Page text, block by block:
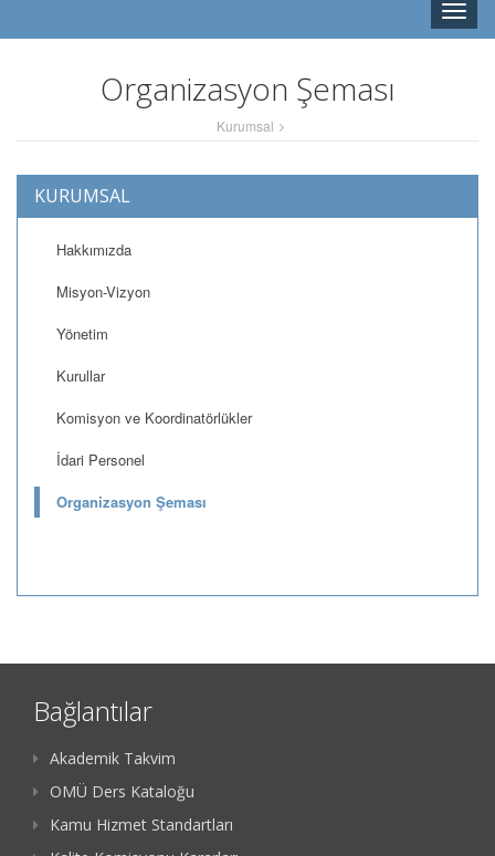
Toggle
Organizasyon Şeması
Kurumsal
KURUMSAL
Hakkımızda
Misyon-Vizyon
Yönetim
Kurullar
Komisyon ve Koordinatörlükler
İdari Personel
Organizasyon Şeması
Bağlantılar
Akademik Takvim
OMÜ Ders Kataloğu
Kamu Hizmet Standartları